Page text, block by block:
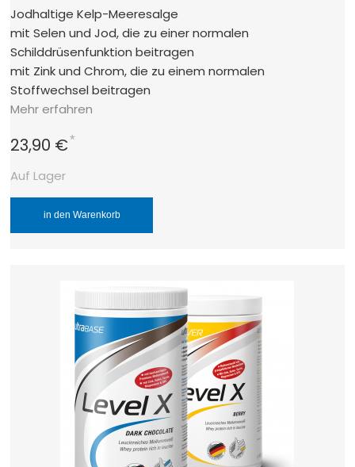
Jodhaltige Kelp-Meeresalge
mit Selen und Jod, die zu einer normalen
Schilddrüsenfunktion beitragen
mit Zink und Chrom, die zu einem normalen
Stoffwechsel beitragen
Mehr erfahren
23,90 €*
Auf Lager
in den Warenkorb